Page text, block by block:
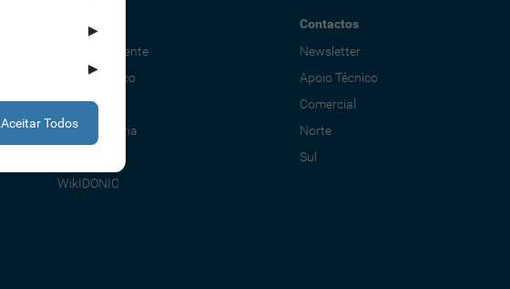
Ajuda
Apoio ao Cliente
Apoio Técnico
Comercial
Consultadoria
WikIDONIC
Contactos
Newsletter
Apoio Técnico
Comercial
Norte
Sul
▶
▶
Aceitar Todos